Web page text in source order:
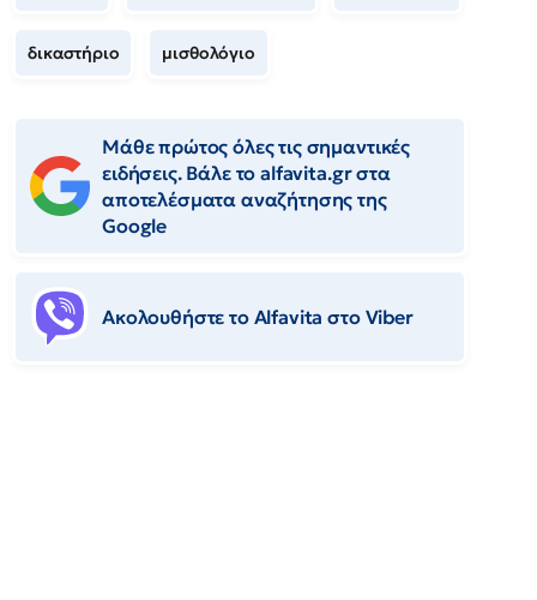
δικαστήριο μισθολόγιο
Μάθε πρώτος όλες τις σημαντικές
ειδήσεις. Βάλε το alfavita.gr στα
αποτελέσματα αναζήτησης της
Google
Ακολουθήστε το Αlfavita στο Viber